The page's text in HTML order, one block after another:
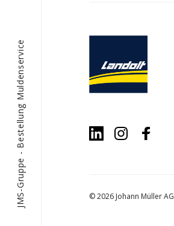
JMS-Gruppe
-
Bestellung Muldenservice
© 2026 Johann Müller AG